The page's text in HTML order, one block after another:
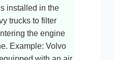
installed in the
trucks to filter
the engine
Example: Volvo